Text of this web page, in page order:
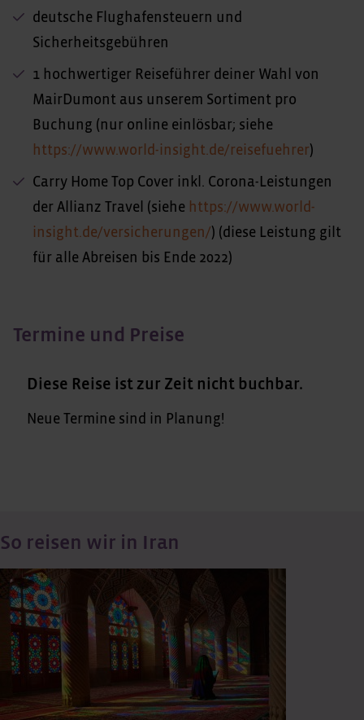
deutsche Flughafensteuern und
Sicherheitsgebühren
1 hochwertiger Reiseführer deiner Wahl von
MairDumont aus unserem Sortiment pro
Buchung (nur online einlösbar; siehe
https://www.world-insight.de/reisefuehrer)
Carry Home Top Cover inkl. Corona-Leistungen
der Allianz Travel (siehe https://www.world-
insight.de/versicherungen/) (diese Leistung gilt
für alle Abreisen bis Ende 2022)
Termine und Preise
Diese Reise ist zur Zeit nicht buchbar.
Neue Termine sind in Planung!
So reisen wir in Iran